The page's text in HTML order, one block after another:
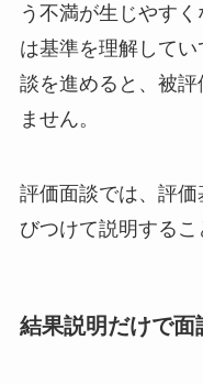
う不満が生じやす
は基準を理解して
談を進めると、被
ません。
評価面談では、評
びつけて説明するこ
結果説明だけで面